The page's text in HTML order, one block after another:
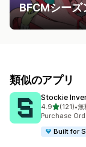
BFCMシーズ
類似のアプリ
Stockie
4.95つ星中
(121)
合計レビュー
•無
Purchase
Built for